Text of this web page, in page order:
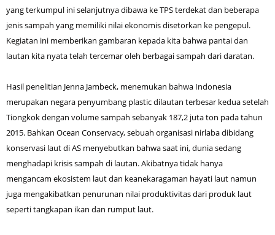
yang terkumpul ini selanjutnya dibawa ke TPS terdekat dan beberapa
jenis sampah yang memiliki nilai ekonomis disetorkan ke pengepul.
Kegiatan ini memberikan gambaran kepada kita bahwa pantai dan
lautan kita nyata telah tercemar oleh berbagai sampah dari daratan.
Hasil penelitian Jenna Jambeck, menemukan bahwa Indonesia
merupakan negara penyumbang plastic dilautan terbesar kedua setelah
Tiongkok dengan volume sampah sebanyak 187,2 juta ton pada tahun
2015. Bahkan Ocean Conservacy, sebuah organisasi nirlaba dibidang
konservasi laut di AS menyebutkan bahwa saat ini, dunia sedang
menghadapi krisis sampah di lautan. Akibatnya tidak hanya
mengancam ekosistem laut dan keanekaragaman hayati laut namun
juga mengakibatkan penurunan nilai produktivitas dari produk laut
seperti tangkapan ikan dan rumput laut.